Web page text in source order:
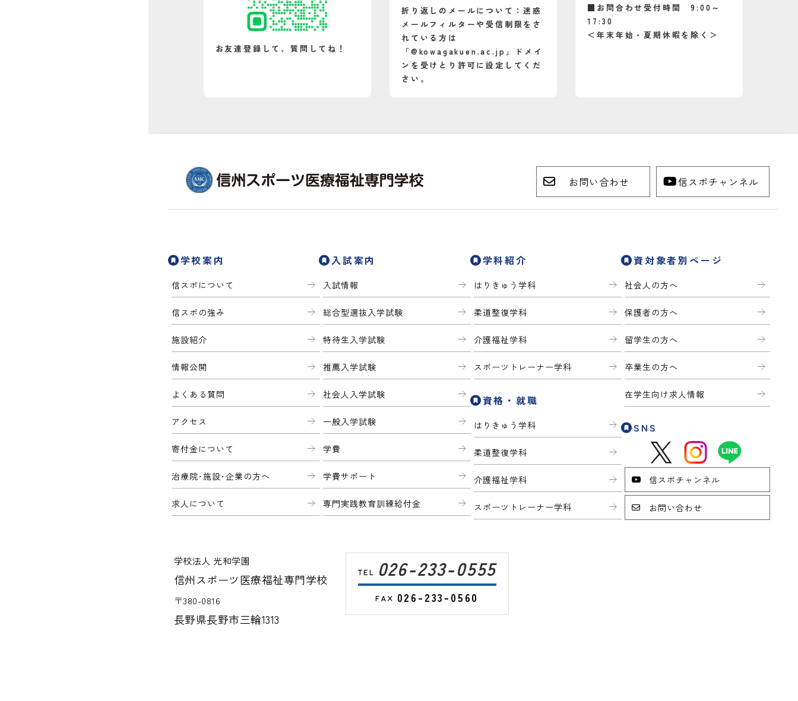
お友達登録して、質問してね！
折り返しのメールについて：迷惑
メールフィルターや受信制限をさ
れている方は
「@kowagakuen.ac.jp」ドメイ
ンを受けとり許可に設定してくだ
さい。
■お問合わせ受付時間 9:00～
17:30
＜年末年始・夏期休暇を除く＞
お問い合わせ 信スポチャンネル
学校案内
信スポについて
信スポの強み
施設紹介
情報公開
よくある質問
アクセス
寄付金について
治療院･施設･企業の方へ
求人について
入試案内
入試情報
総合型選抜入学試験
特待生入学試験
推薦入学試験
社会人入学試験
一般入学試験
学費
学費サポート
専門実践教育訓練給付金
学科紹介
はりきゅう学科
柔道整復学科
介護福祉学科
スポーツトレーナー学科
資格・就職
はりきゅう学科
柔道整復学科
介護福祉学科
スポーツトレーナー学科
資対象者別ページ
社会人の方へ
保護者の方へ
留学生の方へ
卒業生の方へ
在学生向け求人情報
SNS
信スポチャンネル
お問い合わせ
学校法人 光和学園
信州スポーツ医療福祉専門学校
〒380-0816
長野県長野市三輪1313
026-233-0555
026-233-0560